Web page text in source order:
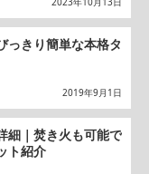
っきり簡単な本格タ
2019年9月1日
細｜焚き火も可能で
ト紹介